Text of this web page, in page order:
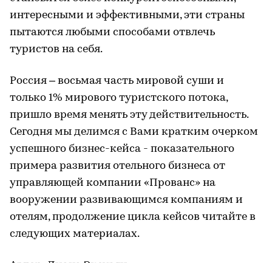
интересными и эффективными, эти страны
пытаются любыми способами отвлечь
туристов на себя.
Россия – восьмая часть мировой суши и
только 1% мирового туристского потока,
пришло время менять эту действительность.
Сегодня мы делимся с Вами кратким очерком
успешного бизнес-кейса - показательного
примера развития отельного бизнеса от
управляющей компании «Прованс» на
вооружении развивающимся компаниям и
отелям, продолжение цикла кейсов читайте в
следующих материалах.